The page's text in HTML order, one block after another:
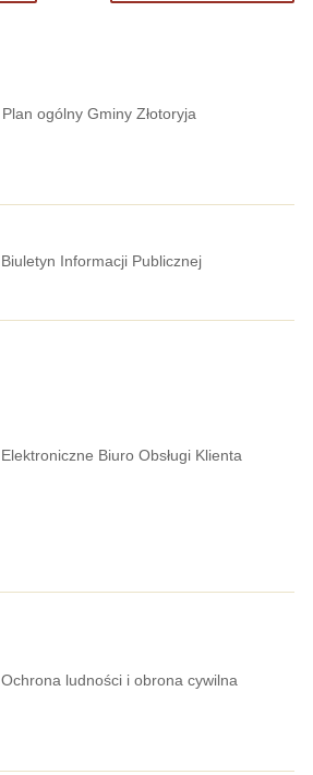
Plan ogólny Gminy Złotoryja
Biuletyn Informacji Publicznej
Elektroniczne Biuro Obsługi Klienta
Ochrona ludności i obrona cywilna